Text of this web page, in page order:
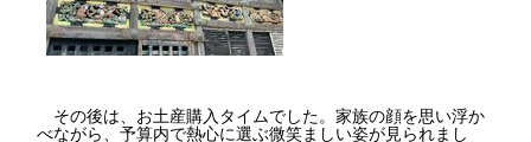
その後は、お土産購入タイムでした。家族の顔を思い浮か
べながら、予算内で熱心に選ぶ微笑ましい姿が見られまし